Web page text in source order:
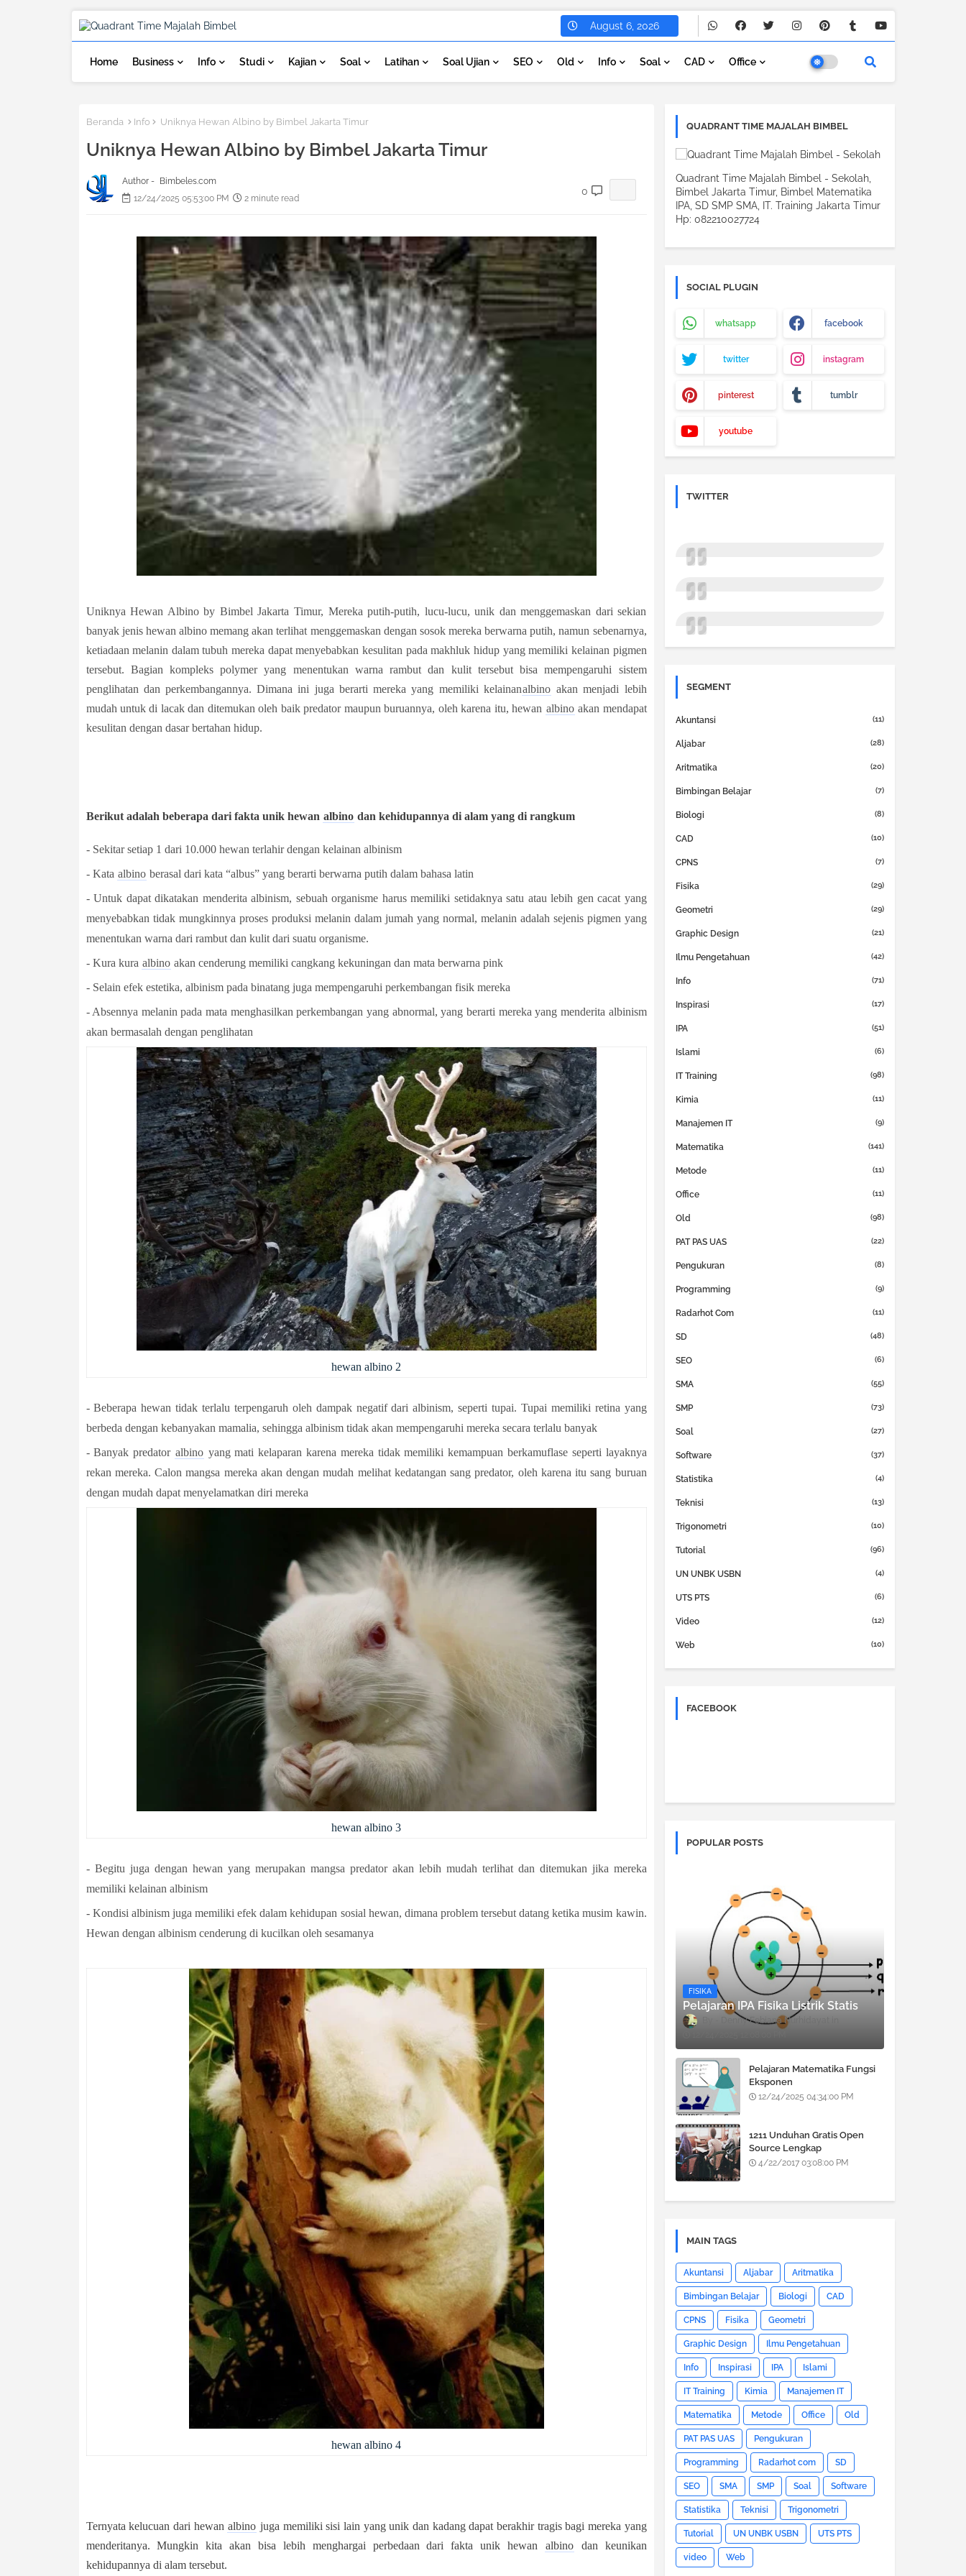
August 6, 2026
Home Business Info Studi Kajian Soal Latihan Soal Ujian SEO Old Info Soal CAD Office
Beranda Info Uniknya Hewan Albino by Bimbel Jakarta Timur
Uniknya Hewan Albino by Bimbel Jakarta Timur
Author -
Bimbeles.com
12/24/2025 05:53:00 PM
2 minute read
0
Uniknya Hewan Albino by Bimbel Jakarta Timur, Mereka putih-putih, lucu-lucu, unik dan menggemaskan dari sekian
banyak jenis hewan albino memang akan terlihat menggemaskan dengan sosok mereka berwarna putih, namun sebenarnya,
ketiadaan melanin dalam tubuh mereka dapat menyebabkan kesulitan pada makhluk hidup yang memiliki kelainan pigmen
tersebut. Bagian kompleks polymer yang menentukan warna rambut dan kulit tersebut bisa mempengaruhi sistem
penglihatan dan perkembangannya. Dimana ini juga berarti mereka yang memiliki kelainanalbino akan menjadi lebih
mudah untuk di lacak dan ditemukan oleh baik predatormaupun buruannya, oleh karena itu, hewan albino akan mendapat
kesulitan dengan dasar bertahan hidup.
Berikut adalah beberapa dari fakta unik hewan albino dan kehidupannya di alam yang di rangkum
- Sekitar setiap 1 dari 10.000 hewan terlahir dengan kelainan albinism
- Kata albino berasal dari kata “albus” yang berarti berwarna putih dalam bahasa latin
- Untuk dapat dikatakan menderita albinism, sebuah organisme harus memiliki setidaknya satu atau lebih gen cacat yang
menyebabkan tidak mungkinnya proses produksi melanin dalam jumah yang normal, melanin adalah sejenis pigmen yang
menentukan warna dari rambut dan kulit dari suatu organisme.
- Kura kura albino akan cenderung memiliki cangkang kekuningan dan mata berwarna pink
- Selain efek estetika, albinism pada binatang juga mempengaruhi perkembangan fisik mereka
- Absennya melanin pada mata menghasilkan perkembangan yang abnormal, yang berarti mereka yang menderita albinism
akan bermasalah dengan penglihatan
hewan albino 2
- Beberapa hewan tidak terlalu terpengaruh oleh dampak negatif dari albinism, seperti tupai. Tupai memiliki retina yang
berbeda dengan kebanyakan mamalia, sehingga albinism tidak akan mempengaruhi mereka secara terlalu banyak
- Banyak predator albino yang mati kelaparan karena mereka tidak memiliki kemampuan berkamuflase seperti layaknya
rekan mereka. Calon mangsa mereka akan dengan mudah melihat kedatangan sang predator, oleh karena itu sang buruan
dengan mudah dapat menyelamatkan diri mereka
hewan albino 3
- Begitu juga dengan hewan yang merupakan mangsa predator akan lebih mudah terlihat dan ditemukan jika mereka
memiliki kelainan albinism
- Kondisi albinism juga memiliki efek dalam kehidupan sosial hewan, dimana problem tersebut datang ketika musim kawin.
Hewan dengan albinism cenderung di kucilkan oleh sesamanya
hewan albino 4
Ternyata kelucuan dari hewan albino juga memiliki sisi lain yang unik dan kadang dapat berakhir tragis bagi mereka yang
menderitanya. Mungkin kita akan bisa lebih menghargai perbedaan dari fakta unik hewan albino dan keunikan
kehidupannya di alam tersebut.
QUADRANT TIME MAJALAH BIMBEL
Quadrant Time Majalah Bimbel - Sekolah,
Bimbel Jakarta Timur, Bimbel Matematika
IPA, SD SMP SMA, IT. Training Jakarta Timur
Hp: 082210027724
SOCIAL PLUGIN
whatsapp facebook
twitter instagram
pinterest tumblr
youtube
TWITTER
SEGMENT
Akuntansi (11)
Aljabar (28)
Aritmatika (20)
Bimbingan Belajar (7)
Biologi (8)
CAD (10)
CPNS (7)
Fisika (29)
Geometri (29)
Graphic Design (21)
Ilmu Pengetahuan (42)
Info (71)
Inspirasi (17)
IPA (51)
Islami (6)
IT Training (98)
Kimia (11)
Manajemen IT (9)
Matematika (141)
Metode (11)
Office (11)
Old (98)
PAT PAS UAS (22)
Pengukuran (8)
Programming (9)
Radarhot Com (11)
SD (48)
SEO (6)
SMA (55)
SMP (73)
Soal (27)
Software (37)
Statistika (4)
Teknisi (13)
Trigonometri (10)
Tutorial (96)
UN UNBK USBN (4)
UTS PTS (6)
Video (12)
Web (10)
FACEBOOK
POPULAR POSTS
FISIKA
Pelajaran IPA Fisika Listrik Statis
Denny Febiana Nurhidayat
Pelajaran Matematika Fungsi
Eksponen
12/24/2025 04:34:00 PM
1211 Unduhan Gratis Open
Source Lengkap
4/22/2017 03:08:00 PM
MAIN TAGS
Akuntansi Aljabar Aritmatika
Bimbingan Belajar Biologi CAD
CPNS Fisika Geometri
Graphic Design Ilmu Pengetahuan
Info Inspirasi IPA Islami
IT Training Kimia Manajemen IT
Matematika Metode Office Old
PAT PAS UAS Pengukuran
Programming Radarhot com SD
SEO SMA SMP Soal Software
Statistika Teknisi Trigonometri
Tutorial UN UNBK USBN UTS PTS
video Web